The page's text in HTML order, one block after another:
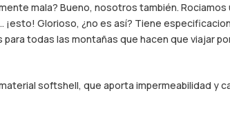
mala? Bueno, nosotros también.
Glorioso, ¿no es así? Tiene
todas las montañas que hacen que viajar
softshell, que aporta impermeabilidad y